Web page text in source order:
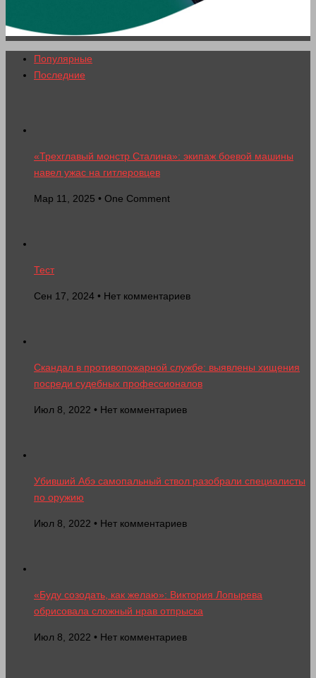
Популярные
Последние
«Трехглавый монстр Сталина»: экипаж боевой машины
навел ужас на гитлеровцев
Мар 11, 2025 • One Comment
Тест
Сен 17, 2024 • Нет комментариев
Скандал в противопожарной службе: выявлены хищения
посреди судебных профессионалов
Июл 8, 2022 • Нет комментариев
Убивший Абэ самопальный ствол разобрали специалисты
по оружию
Июл 8, 2022 • Нет комментариев
«Буду созодать, как желаю»: Виктория Лопырева
обрисовала сложный нрав отпрыска
Июл 8, 2022 • Нет комментариев